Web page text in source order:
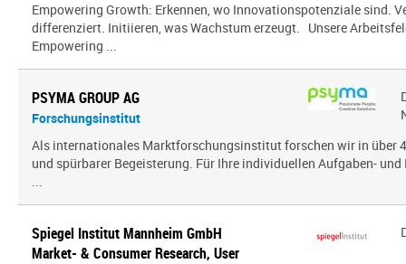
Empowering Growth: Erkennen, wo Innovationspotenziale sind.
differenziert. Initiieren, was Wachstum erzeugt. Unsere
Empowering ...
PSYMA GROUP AG
Forschungsinstitut
Als internationales Marktforschungsinstitut forschen wir in über
und spürbarer Begeisterung. Für Ihre individuellen Aufgaben-
...
Spiegel Institut Mannheim GmbH
Market- & Consumer Research, User